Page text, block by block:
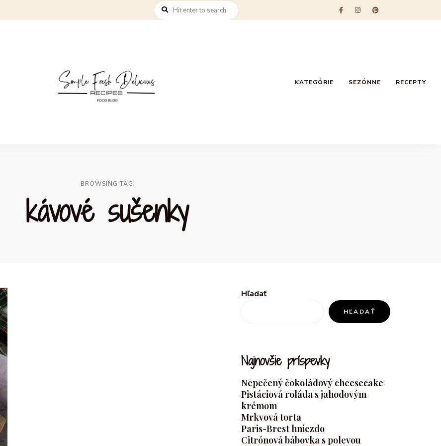
KATEGÓRIE SEZÓNNE RECEPTY
BROWSING TAG
kávové sušenky
Hľadať
HĽADAŤ
Najnovšie príspevky
Nepečený čokoládový cheesecake
Pistáciová roláda s jahodovým
krémom
Mrkvová torta
Paris-Brest hniezdo
Citrónová bábovka s polevou